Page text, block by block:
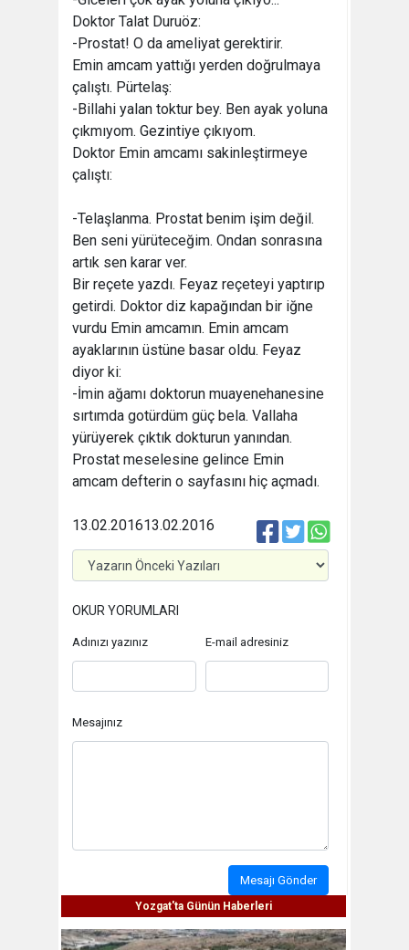
Doktor Talat Duruöz:
-Prostat! O da ameliyat gerektirir.
Emin amcam yattığı yerden doğrulmaya
çalıştı. Pürtelaş:
-Billahi yalan toktur bey. Ben ayak yoluna
çıkmıyom. Gezintiye çıkıyom.
Doktor Emin amcamı sakinleştirmeye
çalıştı:
-Telaşlanma. Prostat benim işim değil.
Ben seni yürüteceğim. Ondan sonrasına
artık sen karar ver.
Bir reçete yazdı. Feyaz reçeteyi yaptırıp
getirdi. Doktor diz kapağından bir iğne
vurdu Emin amcamın. Emin amcam
ayaklarının üstüne basar oldu. Feyaz
diyor ki:
-İmin ağamı doktorun muayenehanesine
sırtımda gotürdüm güç bela. Vallaha
yürüyerek çıktık dokturun yanından.
Prostat meselesine gelince Emin
amcam defterin o sayfasını hiç açmadı.
13.02.2016
13.02.2016
OKUR YORUMLARI
Adınızı yazınız E-mail adresiniz
Mesajınız
Mesajı Gönder
Yozgat'ta Günün Haberleri